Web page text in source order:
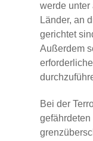
werde unter
Länder, an
gerichtet
Außerdem
Bei der